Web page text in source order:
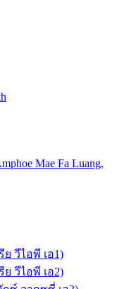
Mae Fa Luang,
ย วีไอพี เอ1)
ย วีไอพี เอ2)